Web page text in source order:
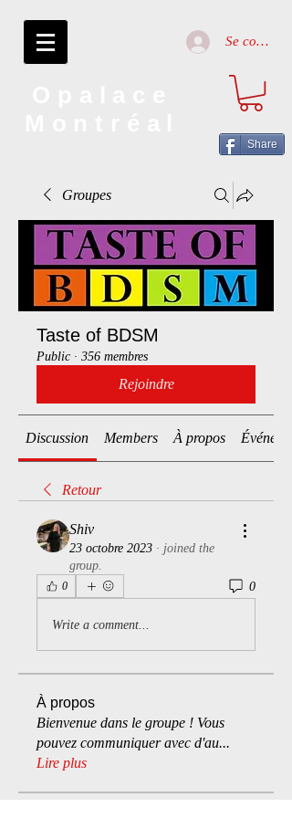
Se connecter
Share
Groupes
Taste of BDSM
Public · 356 membres
Rejoindre
Discussion Members À propos
Retour
Shiv
23 octobre 2023 · joined the
group.
0 0
Write a comment...
À propos
Bienvenue dans le groupe ! Vous
pouvez communiquer avec d'au...
Lire plus